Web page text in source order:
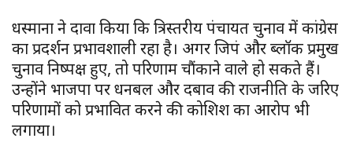
धस्माना ने दावा किया कि त्रिस्तरीय पंचायत चुनाव में कांग्रेस
का प्रदर्शन प्रभावशाली रहा है। अगर जिपं और ब्लॉक प्रमुख
चुनाव निष्पक्ष हुए, तो परिणाम चौंकाने वाले हो सकते हैं।
उन्होंने भाजपा पर धनबल और दबाव की राजनीति के जरिए
परिणामों को प्रभावित करने की कोशिश का आरोप भी
लगाया।